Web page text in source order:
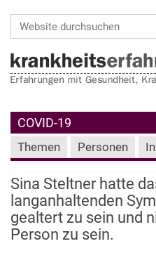
COVID-19
Themen Personen
Sina Steltner hatte
langanhaltenden
gealtert zu sein und
Person zu sein.